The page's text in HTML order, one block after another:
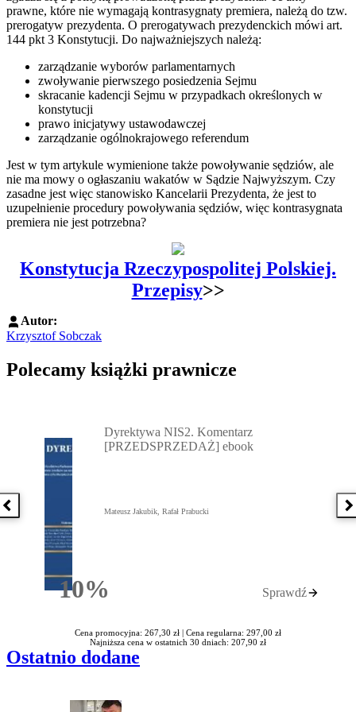
prawne, które nie wymagają kontrasygnaty premiera, należą do tzw.
prerogatyw prezydenta. O prerogatywach prezydenckich mówi art.
144 pkt 3 Konstytucji. Do najważniejszych należą:
zarządzanie wyborów parlamentarnych
zwoływanie pierwszego posiedzenia Sejmu
skracanie kadencji Sejmu w przypadkach określonych w
konstytucji
prawo inicjatywy ustawodawczej
zarządzanie ogólnokrajowego referendum
Jest w tym artykule wymienione także powoływanie sędziów, ale
nie ma mowy o ogłaszaniu wakatów w Sądzie Najwyższym. Czy
zasadne jest więc stanowisko Kancelarii Prezydenta, że jest to
uzupełnienie procedury powoływania sędziów, więc kontrasygnata
premiera nie jest potrzebna?
Konstytucja Rzeczypospolitej Polskiej.
Przepisy>>
Autor:
Krzysztof Sobczak
Polecamy książki prawnicze
Poprzednia książka
10%Rabatu
Dyrektywa NIS2. Komentarz
[PRZEDSPRZEDAŻ] ebook
Mateusz Jakubik, Rafał Prabucki
Sprawdź
Cena promocyjna: 267,30 zł | Cena regularna: 297,00 zł
Najniższa cena w ostatnich 30 dniach: 207,90 zł
Ostatnio dodane